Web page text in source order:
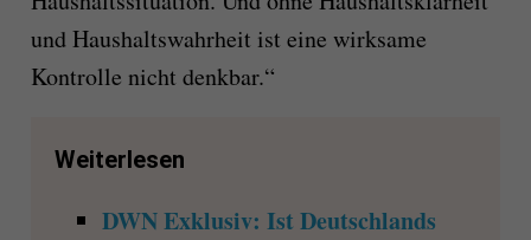
und Haushaltswahrheit ist eine wirksame
Kontrolle nicht denkbar.“
Weiterlesen
DWN Exklusiv: Ist Deutschlands